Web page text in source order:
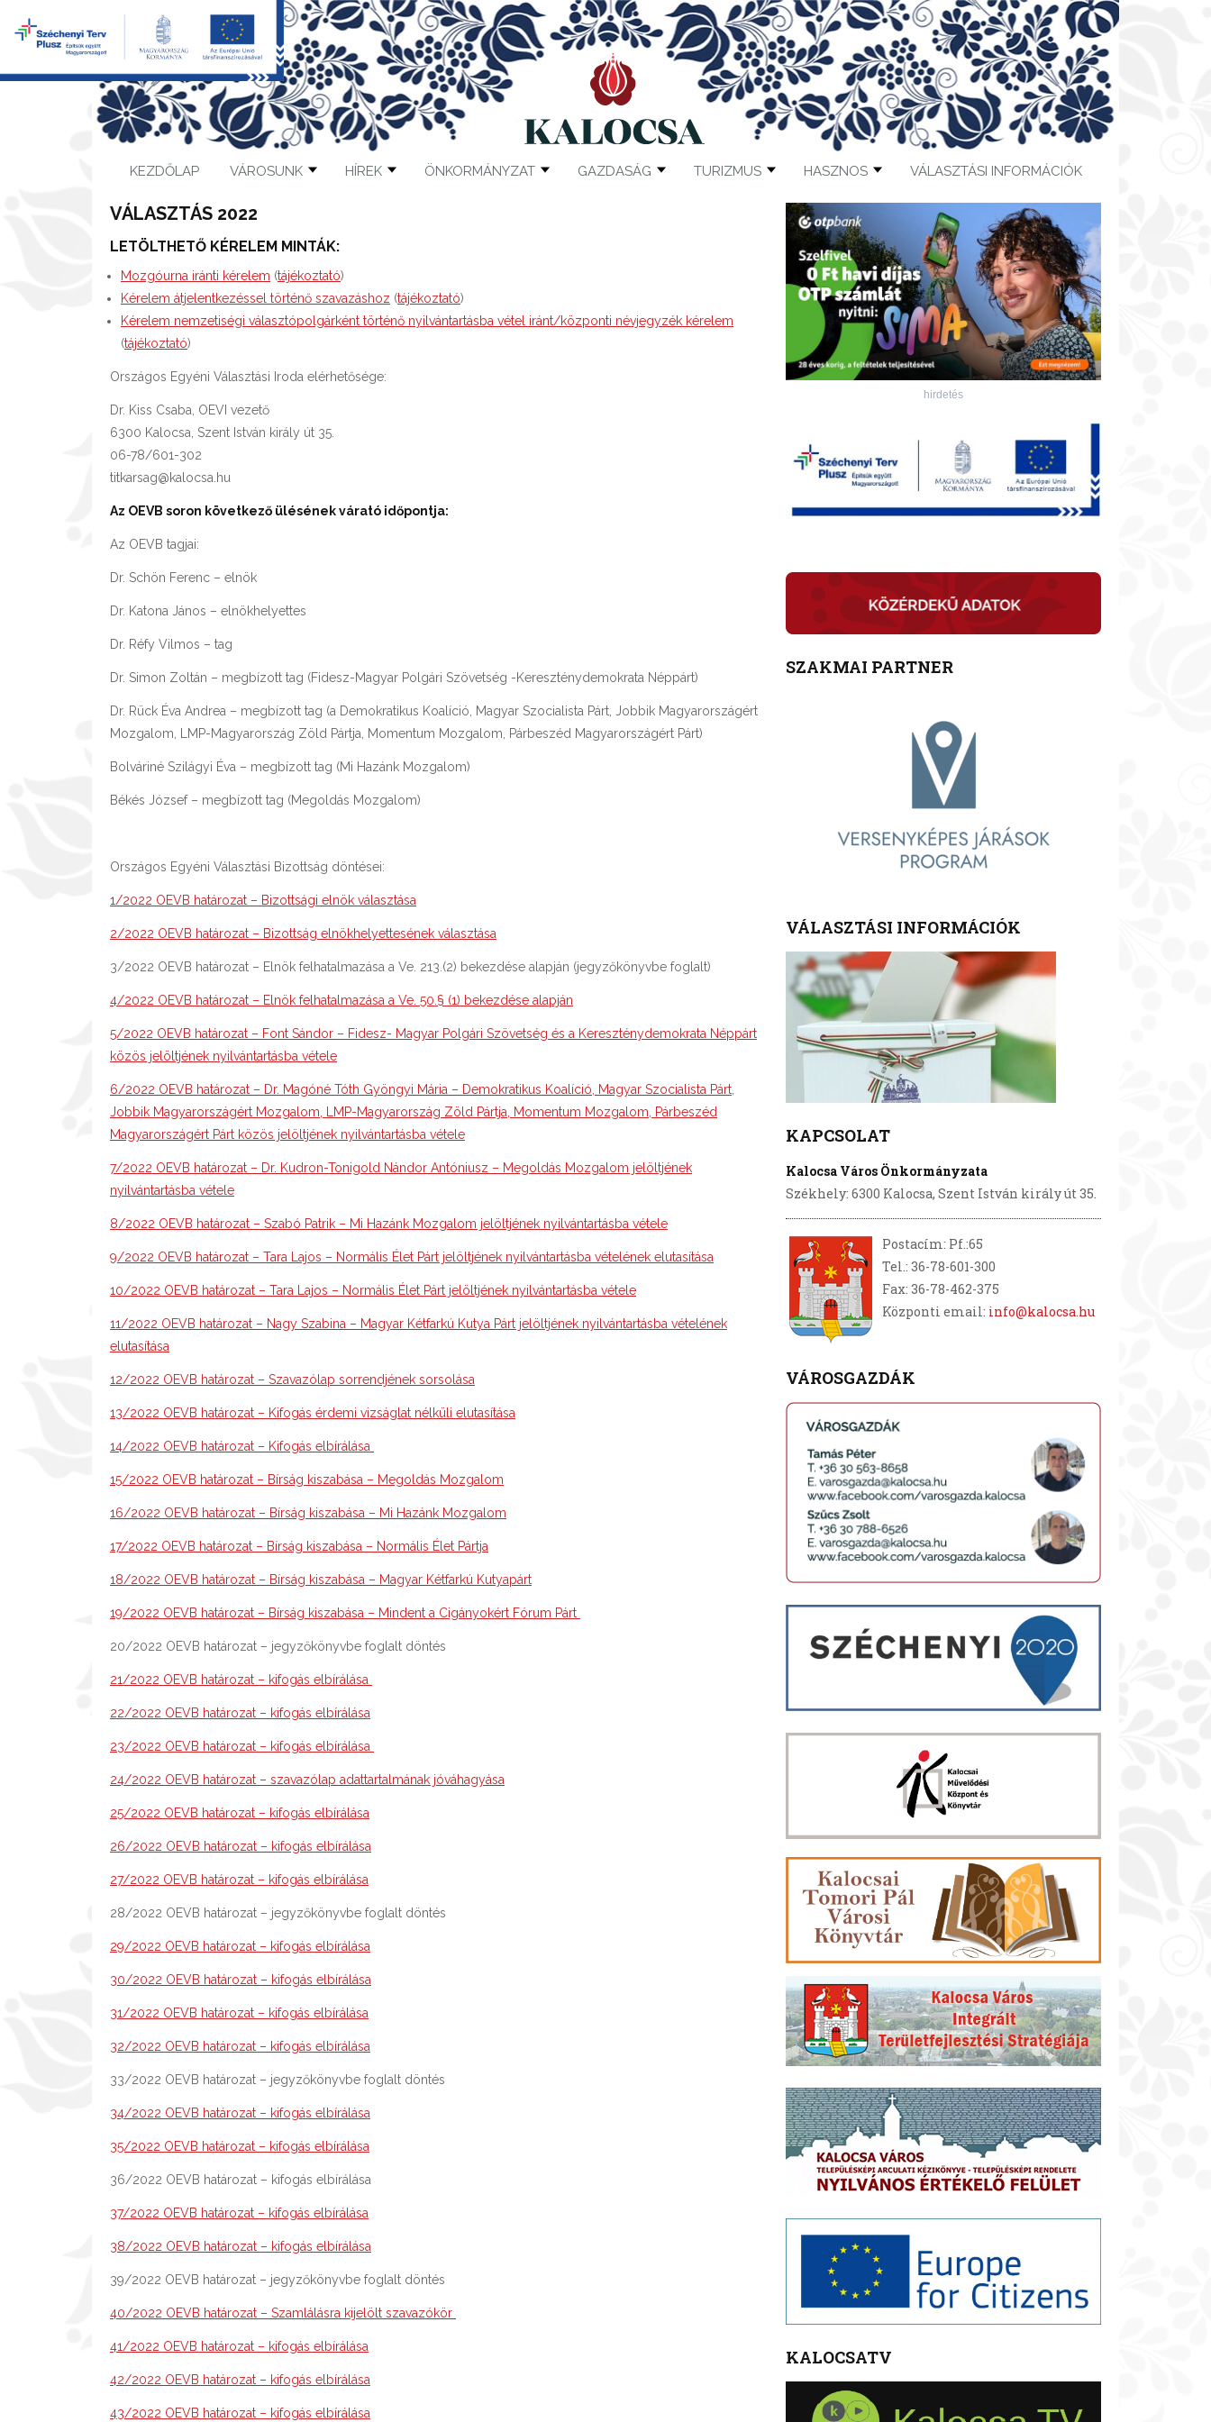
KEZDŐLAP VÁROSUNK HÍREK ÖNKORMÁNYZAT GAZDASÁG TURIZMUS HASZNOS VÁLASZTÁSI INFORMÁCIÓK
VÁLASZTÁS 2022
LETÖLTHETŐ KÉRELEM MINTÁK:
Mozgóurna iránti kérelem (tájékoztató)
Kérelem átjelentkezéssel történő szavazáshoz (tájékoztató)
Kérelem nemzetiségi választópolgárként történő nyilvántartásba vétel iránt/központi névjegyzék kérelem
(tájékoztató)
Országos Egyéni Választási Iroda elérhetősége:
Dr. Kiss Csaba, OEVI vezető
6300 Kalocsa, Szent István király út 35.
06-78/601-302
titkarsag@kalocsa.hu
Az OEVB soron következő ülésének várató időpontja:
Az OEVB tagjai:
Dr. Schön Ferenc – elnök
Dr. Katona János – elnökhelyettes
Dr. Réfy Vilmos – tag
Dr. Simon Zoltán – megbízott tag (Fidesz-Magyar Polgári Szövetség -Kereszténydemokrata Néppárt)
Dr. Rück Éva Andrea – megbízott tag (a Demokratikus Koalíció, Magyar Szocialista Párt, Jobbik Magyarországért
Mozgalom, LMP-Magyarország Zöld Pártja, Momentum Mozgalom, Párbeszéd Magyarországért Párt)
Bolváriné Szilágyi Éva – megbízott tag (Mi Hazánk Mozgalom)
Békés József – megbízott tag (Megoldás Mozgalom)
Országos Egyéni Választási Bizottság döntései:
1/2022 OEVB határozat – Bizottsági elnök választása
2/2022 OEVB határozat – Bizottság elnökhelyettesének választása
3/2022 OEVB határozat – Elnök felhatalmazása a Ve. 213.(2) bekezdése alapján (jegyzőkönyvbe foglalt)
4/2022 OEVB határozat – Elnök felhatalmazása a Ve. 50.§ (1) bekezdése alapján
5/2022 OEVB határozat – Font Sándor – Fidesz- Magyar Polgári Szövetség és a Kereszténydemokrata Néppárt
közös jelöltjének nyilvántartásba vétele
6/2022 OEVB határozat – Dr. Magóné Tóth Gyöngyi Mária – Demokratikus Koalíció, Magyar Szocialista Párt,
Jobbik Magyarországért Mozgalom, LMP-Magyarország Zöld Pártja, Momentum Mozgalom, Párbeszéd
Magyarországért Párt közös jelöltjének nyilvántartásba vétele
7/2022 OEVB határozat – Dr. Kudron-Tonigold Nándor Antóniusz – Megoldás Mozgalom jelöltjének
nyilvántartásba vétele
8/2022 OEVB határozat – Szabó Patrik – Mi Hazánk Mozgalom jelöltjének nyilvántartásba vétele
9/2022 OEVB határozat – Tara Lajos – Normális Élet Párt jelöltjének nyilvántartásba vételének elutasítása
10/2022 OEVB határozat – Tara Lajos – Normális Élet Párt jelöltjének nyilvántartásba vétele
11/2022 OEVB határozat – Nagy Szabina – Magyar Kétfarkú Kutya Párt jelöltjének nyilvántartásba vételének
elutasítása
12/2022 OEVB határozat – Szavazólap sorrendjének sorsolása
13/2022 OEVB határozat – Kifogás érdemi vizságlat nélküli elutasítása
14/2022 OEVB határozat – Kifogás elbírálása
15/2022 OEVB határozat – Bírság kiszabása – Megoldás Mozgalom
16/2022 OEVB határozat – Bírság kiszabása – Mi Hazánk Mozgalom
17/2022 OEVB határozat – Bírság kiszabása – Normális Élet Pártja
18/2022 OEVB határozat – Bírság kiszabása – Magyar Kétfarkú Kutyapárt
19/2022 OEVB határozat – Bírság kiszabása – Mindent a Cigányokért Fórum Párt
20/2022 OEVB határozat – jegyzőkönyvbe foglalt döntés
21/2022 OEVB határozat – kifogás elbírálása
22/2022 OEVB határozat – kifogás elbírálása
23/2022 OEVB határozat – kifogás elbírálása
24/2022 OEVB határozat – szavazólap adattartalmának jóváhagyása
25/2022 OEVB határozat – kifogás elbírálása
26/2022 OEVB határozat – kifogás elbírálása
27/2022 OEVB határozat – kifogás elbírálása
28/2022 OEVB határozat – jegyzőkönyvbe foglalt döntés
29/2022 OEVB határozat – kifogás elbírálása
30/2022 OEVB határozat – kifogás elbírálása
31/2022 OEVB határozat – kifogás elbírálása
32/2022 OEVB határozat – kifogás elbírálása
33/2022 OEVB határozat – jegyzőkönyvbe foglalt döntés
34/2022 OEVB határozat – kifogás elbírálása
35/2022 OEVB határozat – kifogás elbírálása
36/2022 OEVB határozat – kifogás elbírálása
37/2022 OEVB határozat – kifogás elbírálása
38/2022 OEVB határozat – kifogás elbírálása
39/2022 OEVB határozat – jegyzőkönyvbe foglalt döntés
40/2022 OEVB határozat – Szamlálásra kijelölt szavazókör
41/2022 OEVB határozat – kifogás elbírálása
42/2022 OEVB határozat – kifogás elbírálása
43/2022 OEVB határozat – kifogás elbírálása
hirdetés
SZAKMAI PARTNER
VÁLASZTÁSI INFORMÁCIÓK
KAPCSOLAT
Kalocsa Város Önkormányzata
Székhely: 6300 Kalocsa, Szent István király út 35.
Postacím: Pf.:65
Tel.: 36-78-601-300
Fax: 36-78-462-375
Központi email: info@kalocsa.hu
VÁROSGAZDÁK
KALOCSATV